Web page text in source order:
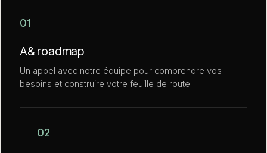
01
A&roadmap
Un appel avec notre équipe pour comprendre vos
besoins et construire votre feuille de route.
02